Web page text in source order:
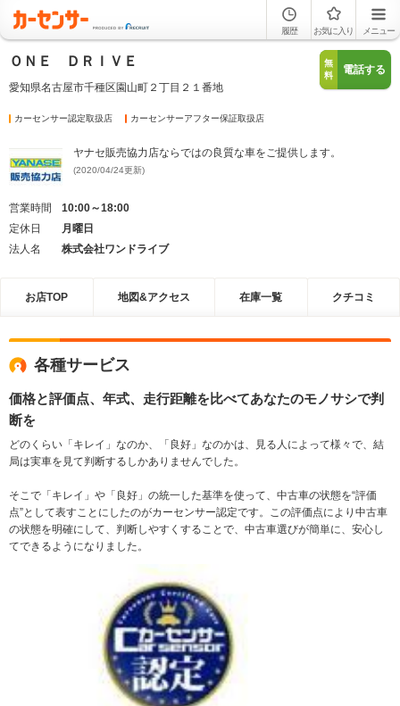
履歴 お気に入り メニュー
ＯＮＥ ＤＲＩＶＥ
愛知県名古屋市千種区園山町２丁目２１番地
無
料
電話する
カーセンサー認定取扱店 カーセンサーアフター保証取扱店
ヤナセ販売協力店ならではの良質な車をご提供します。
(2020/04/24更新)
営業時間
10:00～18:00
定休日
月曜日
法人名
株式会社ワンドライブ
お店TOP 地図&アクセス 在庫一覧 クチコミ
各種サービス
価格と評価点、年式、走行距離を比べてあなたのモノサシで判
断を
どのくらい「キレイ」なのか、「良好」なのかは、見る人によって様々で、結
局は実車を見て判断するしかありませんでした。
そこで「キレイ」や「良好」の統一した基準を使って、中古車の状態を“評価
点”として表すことにしたのがカーセンサー認定です。この評価点により中古車
の状態を明確にして、判断しやすくすることで、中古車選びが簡単に、安心し
てできるようになりました。